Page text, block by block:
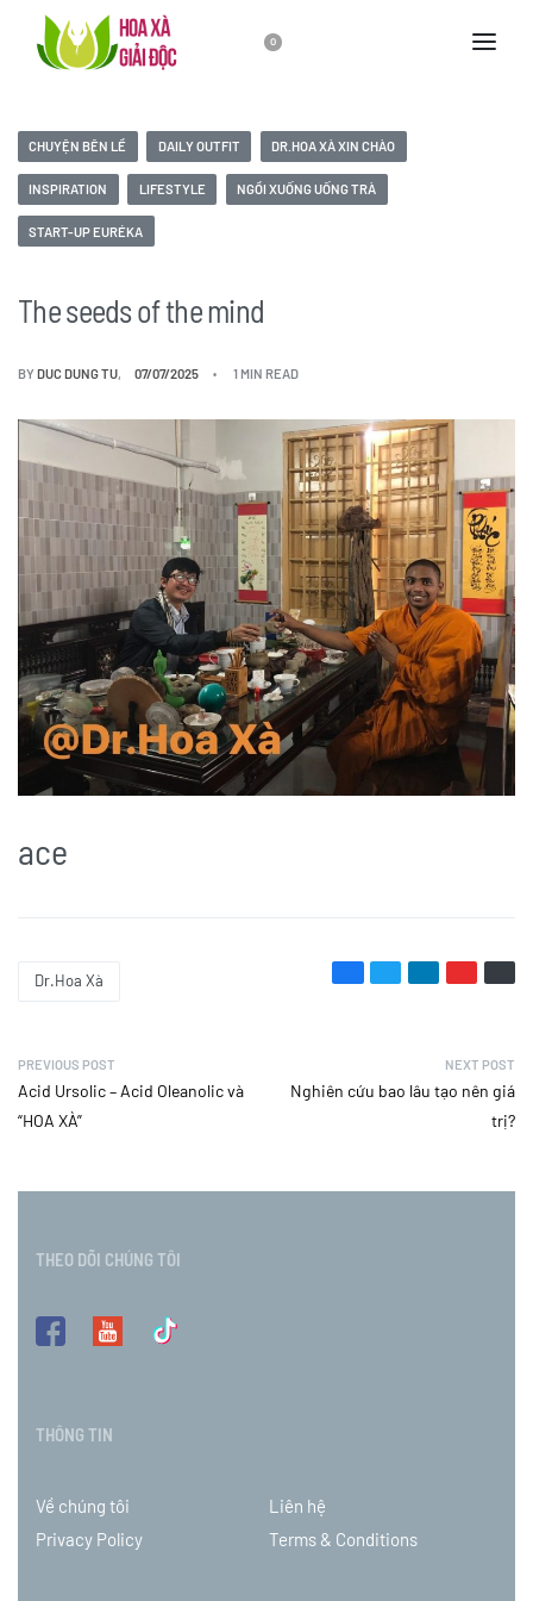
0
CHUYỆN BÊN LỀ DAILY OUTFIT DR.HOA XÀ XIN CHÀO
INSPIRATION LIFESTYLE NGỒI XUỐNG UỐNG TRÀ
START-UP EURÉKA
The seeds of the mind
BYDUC DUNG TU 07/07/2025 1 MIN READ
ace
Dr.Hoa Xà
PREVIOUS POST
Acid Ursolic – Acid Oleanolic và
“HOA XÀ”
NEXT POST
Nghiên cứu bao lâu tạo nên giá
trị?
THEO DÕI CHÚNG TÔI
THÔNG TIN
Về chúng tôi
Liên hệ
Privacy Policy
Terms & Conditions